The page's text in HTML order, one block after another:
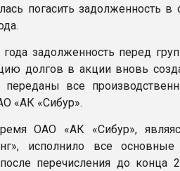
погасить задолженность
задолженность перед
долгов в акции вновь
все
«АК «Сибур».
ОАО «АК «Сибур»,
исполнило все основные
перечисления до конца